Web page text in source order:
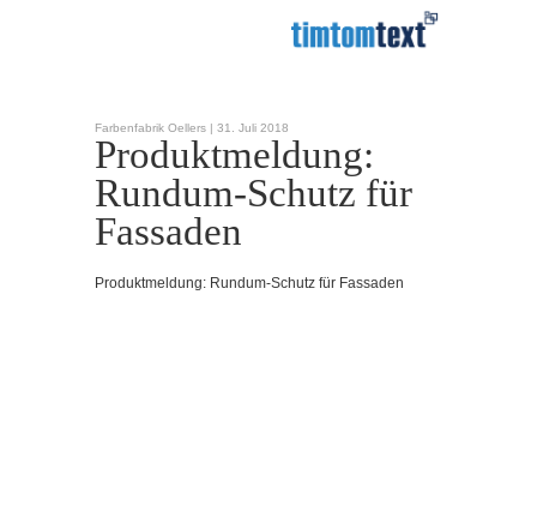
Farbenfabrik Oellers | 31. Juli 2018
Produktmeldung:
Rundum-Schutz für
Fassaden
Produktmeldung: Rundum-Schutz für Fassaden